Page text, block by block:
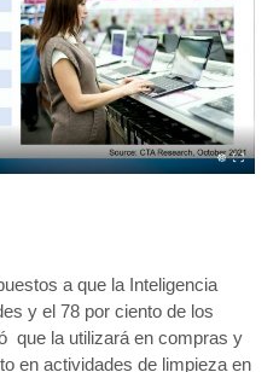
a que la Inteligencia
y el 78 por ciento de los
que la utilizará en compras y
en actividades de limpieza en